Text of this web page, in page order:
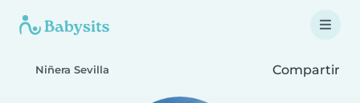
Niñera Sevilla Compartir